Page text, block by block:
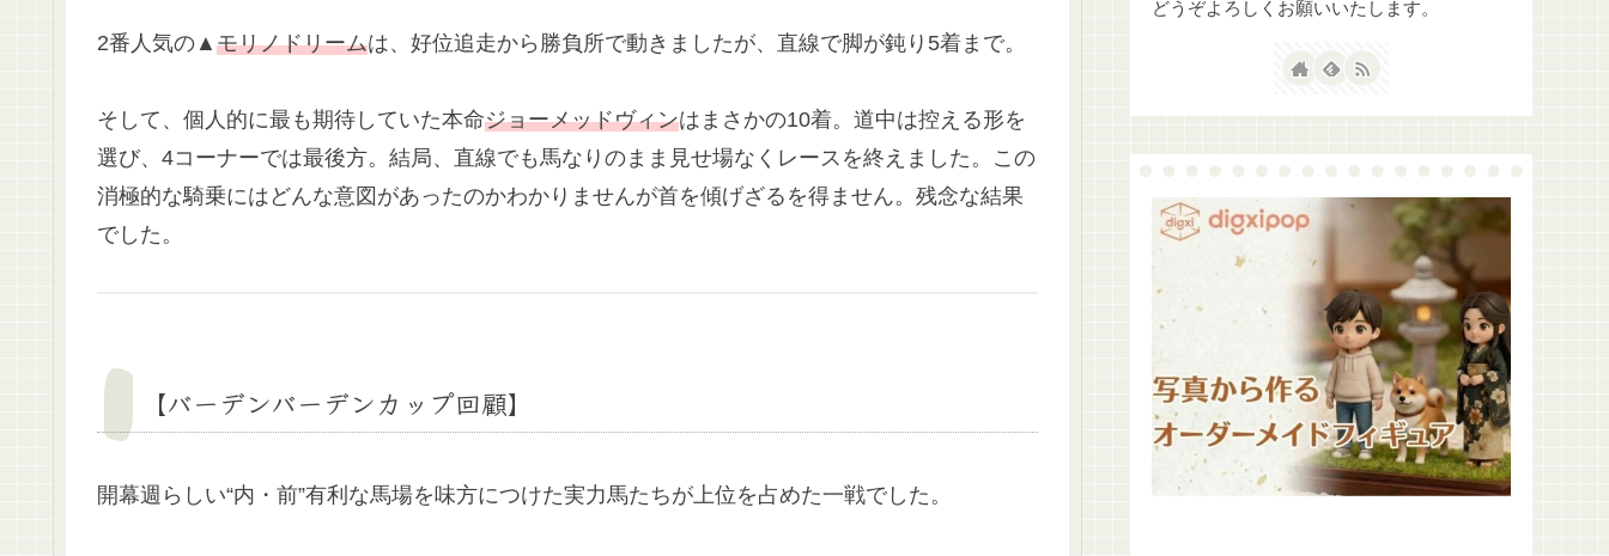
2番人気の▲ モリノドリームは、好位追走から勝負所で動きましたが、直線で脚が鈍り5着まで。
そして、個人的に最も期待していた本命ジョーメッドヴィンはまさかの10着。道中は控える形を
選び、4コーナーでは最後方。結局、直線でも馬なりのまま見せ場なくレースを終えました。この
消極的な騎乗にはどんな意図があったのかわかりませんが首を傾げざるを得ません。残念な結果
でした。
【バーデンバーデンカップ回顧】
開幕週らしい“内・前”有利な馬場を味方につけた実力馬たちが上位を占めた一戦でした。
どうぞよろしくお願いいたします。